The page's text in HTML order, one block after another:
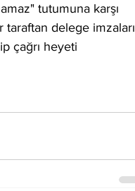
tutumuna karşı
taraftan delege imzaları
çağrı heyeti